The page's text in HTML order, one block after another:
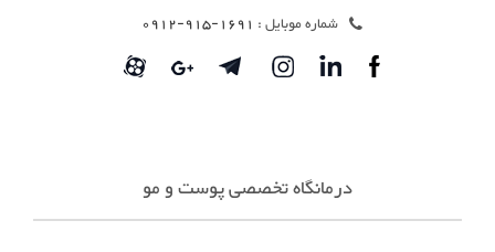
شماره موبایل : 1691-915-0912
درمانگاه تخصصی پوست و مو